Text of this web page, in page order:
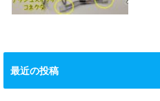
最近の投稿